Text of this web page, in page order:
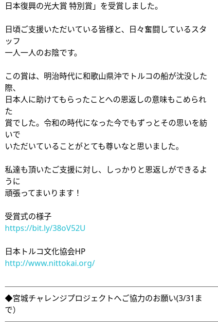
日本復興の光大賞 特別賞」を受賞しました。
日頃ご支援いただいている皆様と、日々奮闘しているスタ
ッフ
一人一人のお陰です。
この賞は、明治時代に和歌山県沖でトルコの船が沈没した
際、
日本人に助けてもらったことへの恩返しの意味もこめられ
た
賞でした。令和の時代になった今でもずっとその思いを紡
いで
いただいていることがとても尊いなと思いました。
私達も頂いたご支援に対し、しっかりと恩返しができるよ
うに
頑張ってまいります！
受賞式の様子
https://bit.ly/38oV52U
日本トルコ文化協会HP
http://www.nittokai.org/
◆宮城チャレンジプロジェクトへご協力のお願い(3/31ま
で）